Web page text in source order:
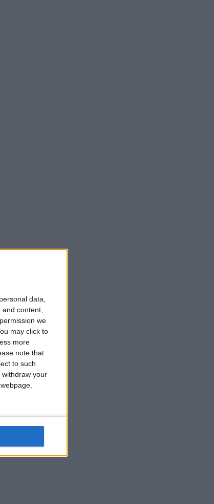
data,
content,
we
may click to
more
note that
to such
withdraw your